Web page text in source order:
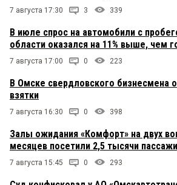
7 августа 17:30 3 339
В июле спрос на автомобили с
области оказался на 11% выше, чем
7 августа 17:00 0 223
В Омске свердловского бизнесмена
взятки
7 августа 16:30 0 398
Залы ожидания «Комфорт» на двух
месяцев посетили 2,5 тысячи
7 августа 15:45 0 293